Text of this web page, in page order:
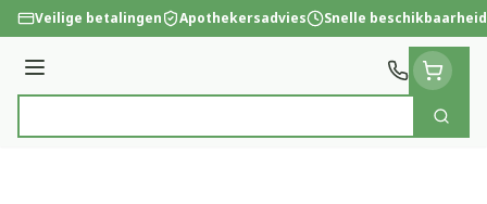
Ga naar de inhoud
Veilige betalingen Apothekersadvies Snelle beschikbaarheid
Menu
Zoek